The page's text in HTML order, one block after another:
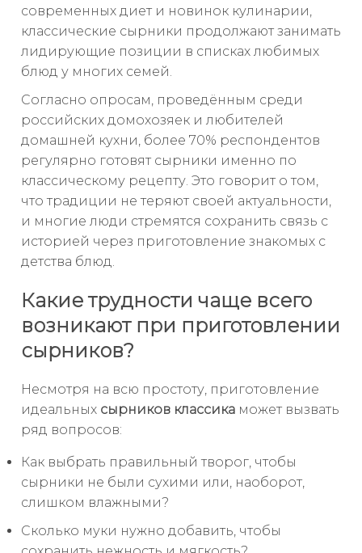
современных диет и новинок кулинарии,
классические сырники продолжают занимать
лидирующие позиции в списках любимых
блюд у многих семей.
Согласно опросам, проведённым среди
российских домохозяек и любителей
домашней кухни, более 70% респондентов
регулярно готовят сырники именно по
классическому рецепту. Это говорит о том,
что традиции не теряют своей актуальности,
и многие люди стремятся сохранить связь с
историей через приготовление знакомых с
детства блюд.
Какие трудности чаще всего
возникают при приготовлении
сырников?
Несмотря на всю простоту, приготовление
идеальных сырников классика может вызвать
ряд вопросов:
Как выбрать правильный творог, чтобы
сырники не были сухими или, наоборот,
слишком влажными?
Сколько муки нужно добавить, чтобы